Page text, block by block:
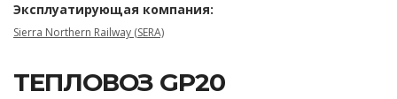
Эксплуатирующая компания:
Sierra Northern Railway (SERA)
ТЕПЛОВОЗ GP20